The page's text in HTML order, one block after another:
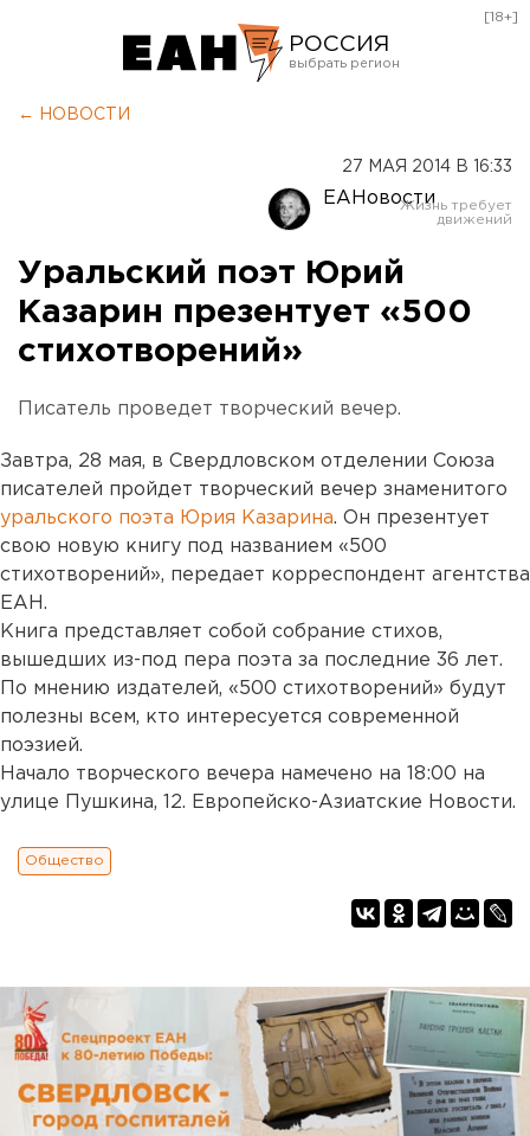
РОССИЯ
Оренбург
[18+]
← НОВОСТИ
27 МАЯ 2014 В 16:33
ЕАНовости
Уральский поэт Юрий
Казарин презентует «500
стихотворений»
Писатель проведет творческий вечер.
Завтра, 28 мая, в Свердловском отделении Союза
писателей пройдет творческий вечер знаменитого
уральского поэта Юрия Казарина. Он презентует
свою новую книгу под названием «500
стихотворений», передает корреспондент агентства
ЕАН.
Книга представляет собой собрание стихов,
вышедших из-под пера поэта за последние 36 лет.
По мнению издателей, «500 стихотворений» будут
полезны всем, кто интересуется современной
поэзией.
Начало творческого вечера намечено на 18:00 на
улице Пушкина, 12. Европейско-Азиатские Новости.
Общество